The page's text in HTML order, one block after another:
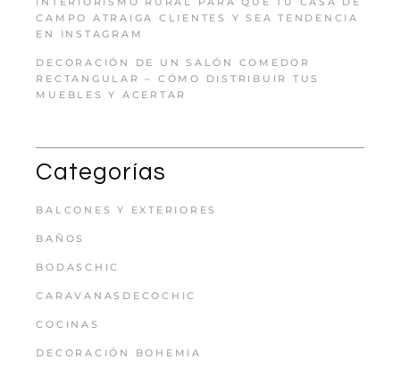
CAMPO ATRAIGA CLIENTES Y SEA TENDENCIA
EN INSTAGRAM
DECORACIÓN DE UN SALÓN COMEDOR
RECTANGULAR – CÓMO DISTRIBUIR TUS
MUEBLES Y ACERTAR
Categorías
BALCONES Y EXTERIORES
BAÑOS
BODASCHIC
CARAVANASDECOCHIC
COCINAS
DECORACIÓN BOHEMIA